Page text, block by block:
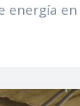
energía en